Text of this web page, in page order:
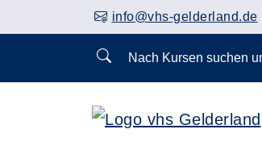
info@vhs-gelderland.de
Nach Kursen suchen